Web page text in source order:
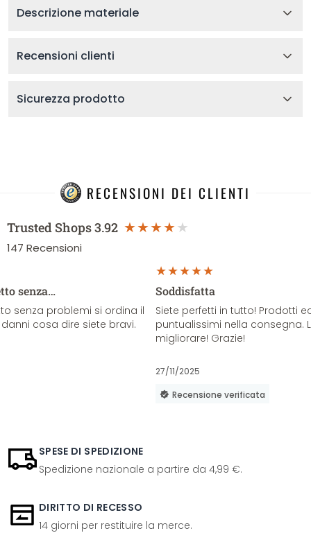
Descrizione materiale
Recensioni clienti
Sicurezza prodotto
RECENSIONI DEI CLIENTI
Trusted Shops3.92
147 Recensioni
senza…
senza problemi si ordina il
cosa dire siete bravi.
Soddisfatta
Siete perfetti in tutto! Prodotti
puntualissimi nella consegna.
migliorare! Grazie!
27/11/2025
Recensione verificata
SPESE DI SPEDIZIONE
Spedizione nazionale a partire da 4,99 €.
DIRITTO DI RECESSO
14 giorni per restituire la merce.